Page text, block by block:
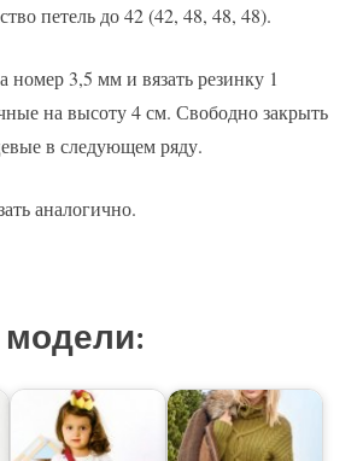
петель до 42 (42, 48, 48, 48).
3,5 мм и вязать резинку 1
на высоту 4 см. Свободно закрыть
в следующем ряду.
аналогично.